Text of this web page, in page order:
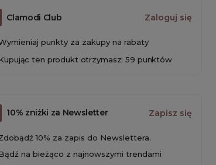
Clamodi Club Zaloguj się
punkty za zakupy na rabaty
ten produkt otrzymasz: 59 punktów
10% zniżki za Newsletter Zapisz się
10% za zapis do Newslettera.
na bieżąco z najnowszymi trendami